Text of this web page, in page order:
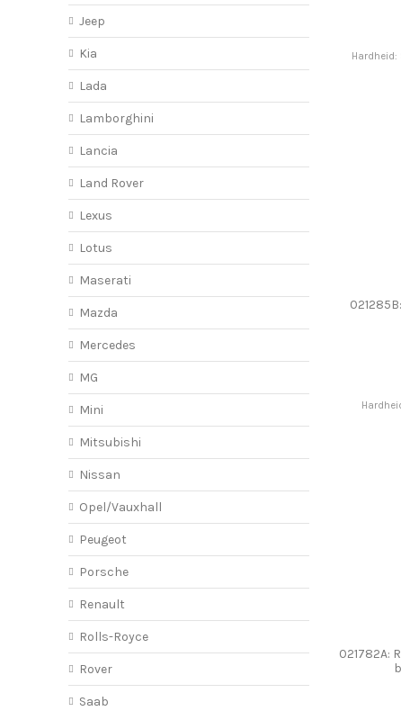
021782A:
Jeep
Kia
Lada
Lamborghini
Lancia
Land Rover
Lexus
Lotus
Maserati
Mazda
Mercedes
MG
Mini
Mitsubishi
Nissan
Opel/Vauxhall
Peugeot
Porsche
Renault
Rolls-Royce
Rover
Saab